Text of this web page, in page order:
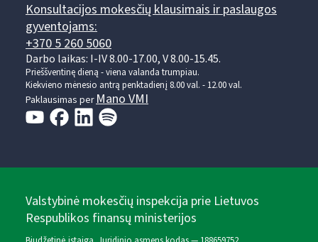
Konsultacijos mokesčių klausimais ir paslaugos
gyventojams:
+370 5 260 5060
Darbo laikas: I-IV 8.00-17.00, V 8.00-15.45.
Prieššventinę dieną - viena valanda trumpiau.
Kiekvieno mėnesio antrą penktadienį 8.00 val. - 12.00 val.
Paklausimas perMano VMI
Valstybinė mokesčių inspekcija prie Lietuvos
Respublikos finansų ministerijos